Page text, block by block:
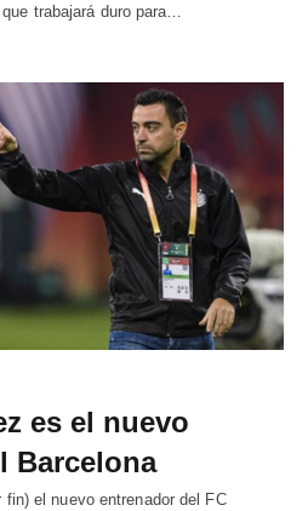
trabajará duro para…
es el nuevo
Barcelona
el nuevo entrenador del FC